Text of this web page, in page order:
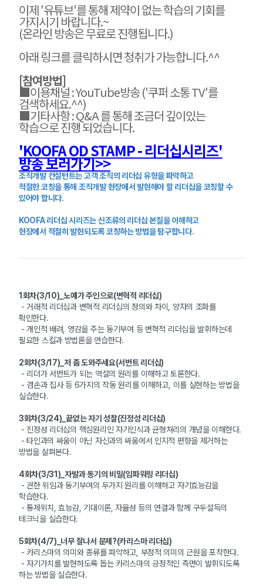
이제 '유튜브'를 통해 제약이 없는 학습의 기회를
가지시기 바랍니다.~
(온라인 방송은 무료로 진행됩니다.)
아래 링크를 클릭하시면 청취가 가능합니다.^^
[참여방법]
■이용채널 : YouTube방송('쿠퍼 소통 TV'를
검색하세요.^^)
■기타사항 : Q&A 를 통해 조금더 깊이있는
학습으로 진행 되었습니다.
'KOOFA OD STAMP - 리더십시리즈'
방송 보러가기>>
조직개발 컨설턴트는 고객 조직의 리더십 유형을 파악하고
적절한 코칭을 통해 조직개발 현장에서 발현해야 할 리더십을 코칭할 수
있어야 합니다.
KOOFA 리더십 시리즈는 신조류의 리더십 본질을 이해하고
현장에서 적절히 발현되도록 코칭하는 방법을 탐구합니다.
1회차(3/10)_노예가 주인으로(변혁적 리더십)
- 거래적 리더십과 변혁적 리더십의 정의와 차이, 양자의 조화를
확인한다.
- 개인적 배려, 영감을 주는 동기부여 등 변혁적 리더십을 발휘하는데
필요한 스킬과 방법론을 연습한다.
2회차(3/17)_저 좀 도와주세요(서번트 리더십)
- 리더가 서번트가 되는 역설의 원리를 이해하고 토론한다.
- 겸손과 집사 등 6가지의 작동 원리를 이해하고, 이를 실현하는 방법을
실습한다.
3회차(3/24)_끝없는 자기 성찰(진정성 리더십)
- 진정성 리더십의 핵심원리인 자기인식과 균형처리의 개념을 이해한다.
- 타인과의 싸움이 아닌 자신과의 싸움에서 인지적 편향을 제거하는
방법을 살펴본다.
4회차(3/31)_자발과 동기의 비밀(임파워링 리더십)
- 권한 위임과 동기부여의 두가지 원리를 이해하고 자기효능감을
학습한다.
- 통제위치, 효능감, 기대이론, 자율성 등의 연결과 함께 구두설득의
테크닉을 실습한다.
5회차(4/7)_너무 잘나서 문제?(카리스마 리더십)
- 카리스마의 의미와 종류를 파악하고, 부정적 의미의 근원을 포착한다.
- 자기가치를 발현하도록 돕는 카리스마의 긍정적인 측면이 발휘되도록
하는 방법을 실습한다.